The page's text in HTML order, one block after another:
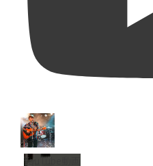
YouTube動画